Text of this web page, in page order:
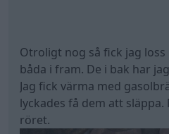
Otroligt nog så fick jag
båda i fram. De i bak har
Jag fick värma med
lyckades få dem att
röret.